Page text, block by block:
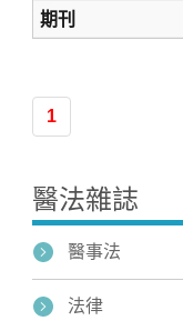
1
醫法雜誌
醫事法
法律